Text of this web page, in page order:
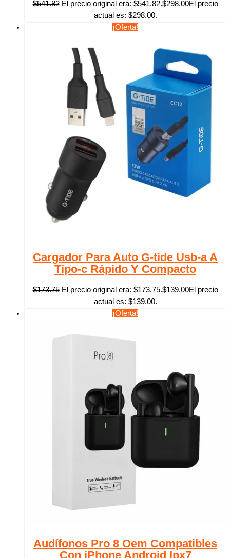
$541.82 El precio original era: $541.82.$298.00El precio
actual es: $298.00.
¡Oferta!
Cargador Para Auto G-tide Usb-a A
Tipo-c Rápido Y Compacto
$173.75 El precio original era: $173.75.$139.00El precio
actual es: $139.00.
¡Oferta!
Audífonos Pro 8 Oem Compatibles
Con iPhone Android Ipx7